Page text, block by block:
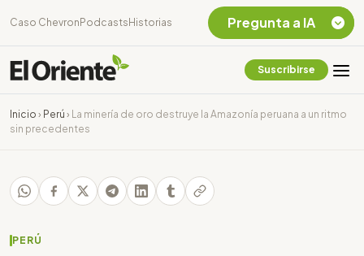
Caso Chevron Podcasts Historias
Suscribirse
Inicio › Perú ›
La minería de oro destruye la Amazonía peruana a un ritmo
sin precedentes
PERÚ
Pregunta a IA
Chevron Ecuador